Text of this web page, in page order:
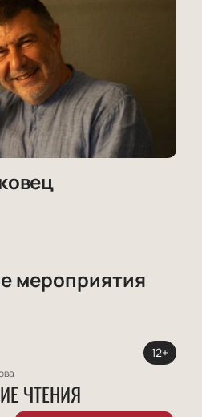
мероприятия
ЧТЕНИЯ
12+